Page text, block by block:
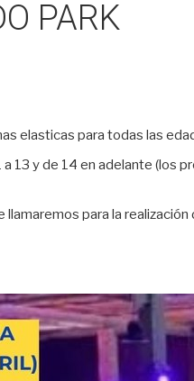
PARK
elasticas para todas las
13 y de 14 en adelante (los
llamaremos para la realización